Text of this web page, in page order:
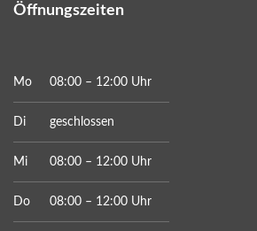
Öffnungszeiten
Mo 08:00 – 12:00 Uhr
Di geschlossen
Mi 08:00 – 12:00 Uhr
Do 08:00 – 12:00 Uhr